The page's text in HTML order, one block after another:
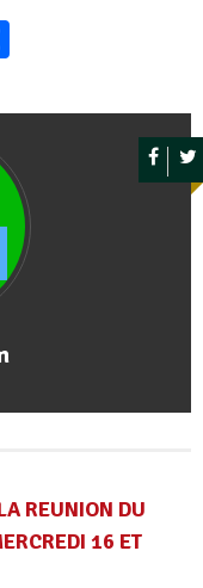
REUNION DU
16 ET